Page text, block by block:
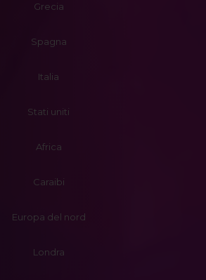
Grecia
Spagna
Italia
Stati uniti
Africa
Caraibi
Europa del nord
Londra